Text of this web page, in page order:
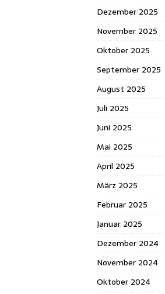
Dezember 2025
November 2025
Oktober 2025
September 2025
August 2025
Juli 2025
Juni 2025
Mai 2025
April 2025
März 2025
Februar 2025
Januar 2025
Dezember 2024
November 2024
Oktober 2024